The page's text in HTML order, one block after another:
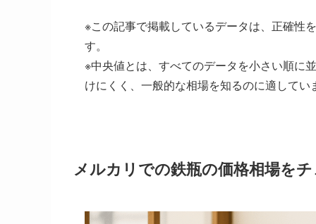
※この記事で掲載しているデータは、正確性
す。
※中央値とは、すべてのデータを小さい順に
けにくく、一般的な相場を知るのに適してい
メルカリでの鉄瓶の価格相場を